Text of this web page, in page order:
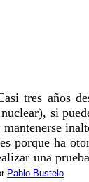
tres años
si
porque ha
una
Pablo Bustelo